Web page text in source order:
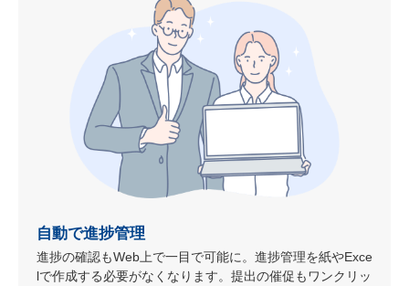
自動で進捗管理
進捗の確認もWeb上で一目で可能に。進捗管理を紙やExce
lで作成する必要がなくなります。提出の催促もワンクリッ